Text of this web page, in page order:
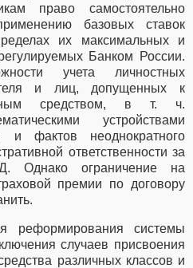
право самостоятельно
базовых ставок
их максимальных и
Банком России.
учета личностных
и лиц, допущенных к
средством, в т. ч.
устройствами
и фактов неоднократного
ответственности за
Однако ограничение на
премии по договору
реформирования системы
случаев присвоения
различных классов и